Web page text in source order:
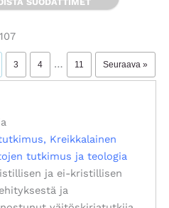
3 4 … 11 Seuraava »
Kreikkalainen
tutkimus ja teologia
ja ei-kristillisen
ja